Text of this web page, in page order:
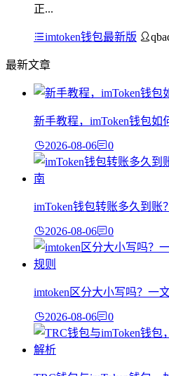
正...
imtoken钱包最新版
最新文章
新手教程，imToken钱包如
2026-08-06 0
imToken钱包转账多久到账
2026-08-06 0
imtoken区分大小写吗？一
2026-08-06 0